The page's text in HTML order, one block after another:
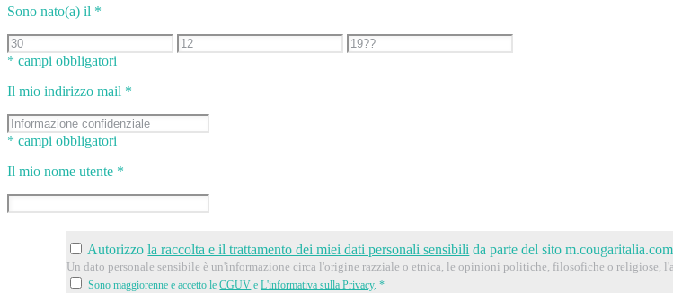
Sono nato(a) il *
* campi obbligatori
Il mio indirizzo mail *
* campi obbligatori
Il mio nome utente *
Autorizzola raccolta e il trattamento dei miei dati personali sensibili da parte del sito m.cougaritalia.com
Un dato personale sensibile è un'informazione circa l'origine razziale o etnica, le opinioni politiche, filosofiche o religiose,
Sono maggiorenne e accetto leCGUV eL'informativa sulla Privacy.*